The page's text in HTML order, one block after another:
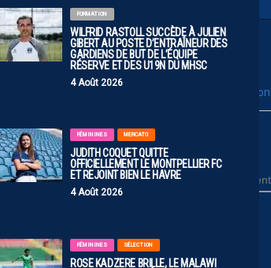
FORMATION
WILFRID RASTOLL SUCCÈDE À JULIEN
GIBERT AU POSTE D’ENTRAÎNEUR DES
GARDIENS DE BUT DE L’ÉQUIPE
RÉSERVE ET DES U19N DU MHSC
4 Août 2026
FÉMININES MERCATO
JUDITH COQUET QUITTE
OFFICIELLEMENT LE MONTPELLIER FC
ET REJOINT BIEN LE HAVRE
4 Août 2026
FÉMININES SÉLECTION
ROSE KADZERE BRILLE, LE MALAWI
vous
poster un commentaire
Molebe et Mbuku qui vont partir ….